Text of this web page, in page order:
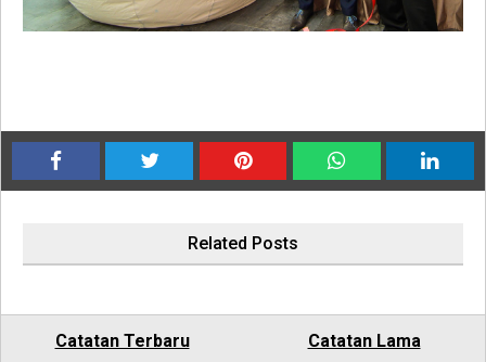
Related Posts
Catatan Terbaru Catatan Lama